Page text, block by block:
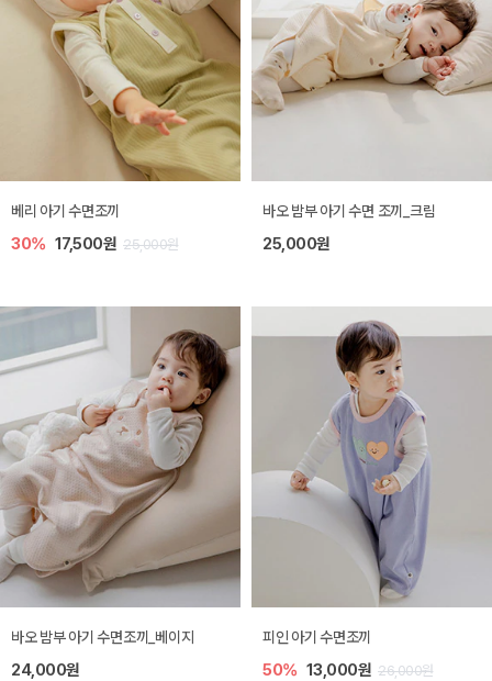
베리 아기 수면조끼
30% 17,500원 25,000원
바오 밤부 아기 수면 조끼_크림
25,000원
바오 밤부 아기 수면조끼_베이지
24,000원
피인 아기 수면조끼
50% 13,000원 26,000원